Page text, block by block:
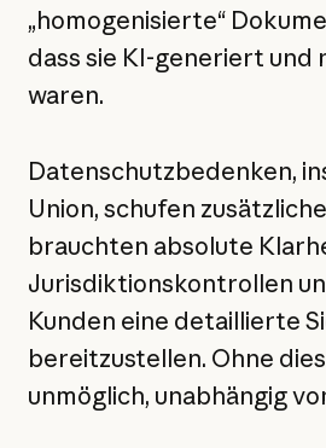
„homogenisierte“
dass sie KI-generiert
waren.
Datenschutzbedenken,
Union, schufen
brauchten absolute
Jurisdiktionskontrollen
Kunden eine detaillierte
bereitzustellen. Ohne
unmöglich, unabhängig